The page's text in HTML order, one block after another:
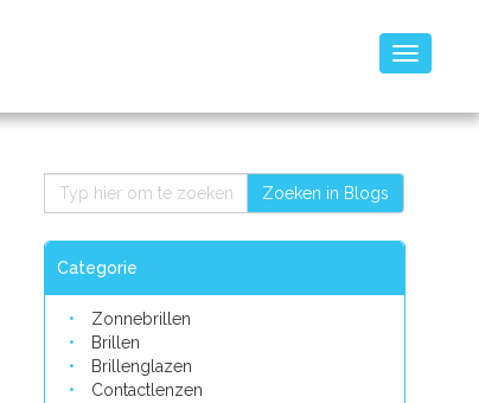
Toggle
Zoeken in Blogs
Categorie
Zonnebrillen
Brillen
Brillenglazen
Contactlenzen